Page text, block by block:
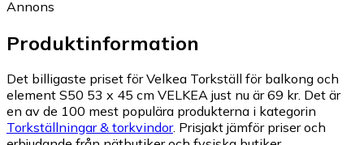
Annons
Produktinformation
Det billigaste priset för Velkea Torkställ för balkong och
element S50 53 x 45 cm VELKEA just nu är 69 kr. Det är
en av de 100 mest populära produkterna i kategorin
Torkställningar & torkvindor. Prisjakt jämför priser och